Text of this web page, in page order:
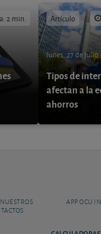
2 min. Artículo
lunes, 27 de julio
Tipos de
afectan a la
ahorros
APP OCU